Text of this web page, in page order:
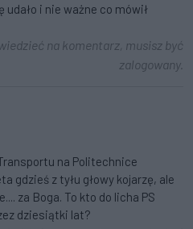
udało i nie ważne co mówił
na komentarz, musisz być
zalogowany.
na Politechnice
gdzieś z tyłu głowy kojarzę, ale
za Boga. To kto do licha PS
dziesiątki lat?